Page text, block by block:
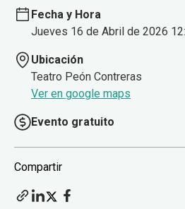
Fecha y Hora
Jueves 16 de Abril de 2026
Ubicación
Teatro Peón Contreras
Ver en google maps
Evento gratuito
Compartir